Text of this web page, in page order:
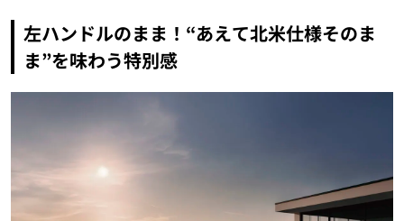
左ハンドルのまま！“あえて北米仕様そのま
ま”を味わう特別感